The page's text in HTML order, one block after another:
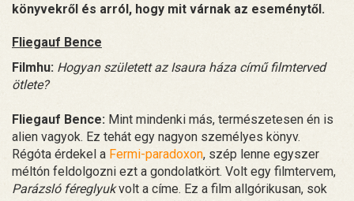
könyvekről és arról, hogy mit várnak az eseménytől.
Fliegauf Bence
Filmhu: Hogyan született az Isaura háza című filmterved
ötlete?
Fliegauf Bence: Mint mindenki más, természetesen én is
alien vagyok. Ez tehát egy nagyon személyes könyv.
Régóta érdekel a Fermi-paradoxon, szép lenne egyszer
méltón feldolgozni ezt a gondolatkört. Volt egy filmtervem,
Parázsló féreglyukvolt a címe. Ez a film allgórikusan, sok